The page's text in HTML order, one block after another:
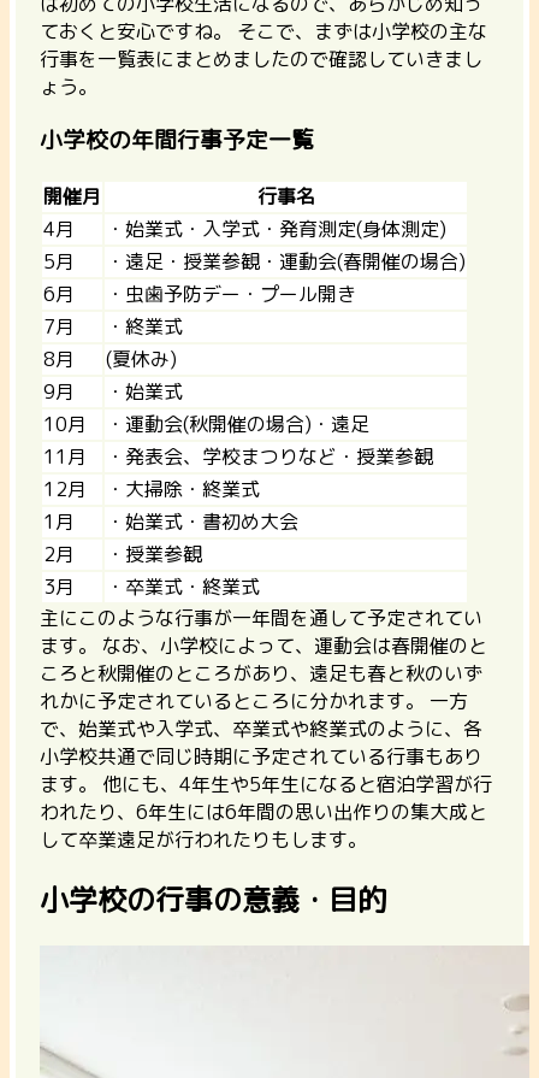
ておくと安心ですね。 そこで、まずは小学校の主な
行事を一覧表にまとめましたので確認していきまし
ょう。
小学校の年間行事予定一覧
開催月
行事名
4月
・始業式・入学式・発育測定(身体測定)
5月
・遠足・授業参観・運動会(春開催の場合)
6月
・虫歯予防デー・プール開き
7月
・終業式
8月
(夏休み)
9月
・始業式
10月
・運動会(秋開催の場合)・遠足
11月
・発表会、学校まつりなど・授業参観
12月
・大掃除・終業式
1月
・始業式・書初め大会
2月
・授業参観
3月
・卒業式・終業式
主にこのような行事が一年間を通して予定されてい
ます。 なお、小学校によって、運動会は春開催のと
ころと秋開催のところがあり、遠足も春と秋のいず
れかに予定されているところに分かれます。 一方
で、始業式や入学式、卒業式や終業式のように、各
小学校共通で同じ時期に予定されている行事もあり
ます。 他にも、4年生や5年生になると宿泊学習が行
われたり、6年生には6年間の思い出作りの集大成と
して卒業遠足が行われたりもします。
小学校の行事の意義・目的